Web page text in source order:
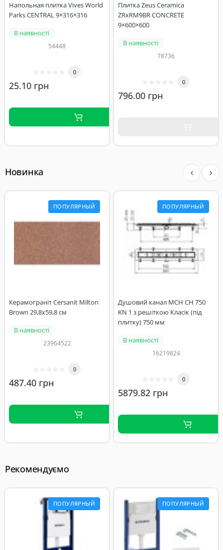
Напольная плитка Vives World
Parks CENTRAL 9×316×316
В наявності
54448
0
25.10 грн
Плитка Zeus Ceramica
ZRxRM9BR CONCRETE
9×600×600
В наявності
78736
0
796.00 грн
Новинка
ПОПУЛЯРНЫЙ
Керамограніт Cersanit Milton
Brown 29,8x59,8 см
В наявності
23964522
0
487.40 грн
ПОПУЛЯРНЫЙ
Душовий канал MCH CH 750
KN 1 з решіткою Класік (під
плитку) 750 мм
В наявності
16219824
0
5879.82 грн
Рекомендуємо
ПОПУЛЯРНЫЙ ПОПУЛЯРНЫЙ